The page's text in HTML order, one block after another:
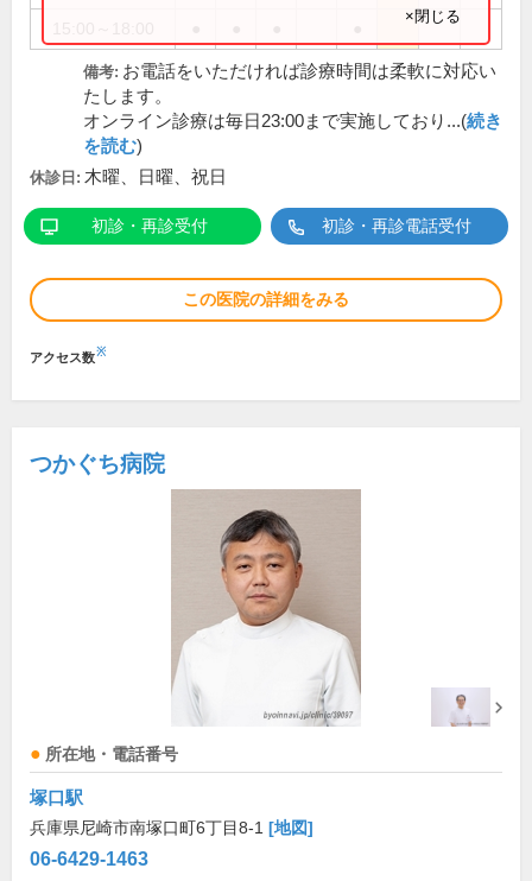
×閉じる
備考: お電話をいただければ診療時間は柔軟に対応い
たします。
オンライン診療は毎日23:00まで実施しており...(続き
を読む)
休診日: 木曜、日曜、祝日
初診・再診受付 初診・再診電話受付
この医院の詳細をみる
アクセス数※
つかぐち病院
所在地・電話番号
塚口駅
兵庫県尼崎市南塚口町6丁目8-1 [地図]
06-6429-1463